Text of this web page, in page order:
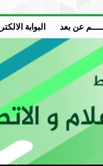
عن بعد البوابة